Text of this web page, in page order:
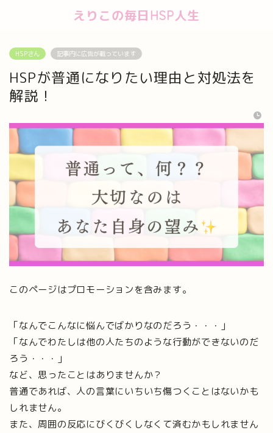
えりこの毎日HSP人生
HSPさん 記事内に広告が載っています
HSPが普通になりたい理由と対処法を
解説！
このページはプロモーションを含みます。
「なんでこんなに悩んでばかりなのだろう・・・」
「なんでわたしは他の人たちのような行動ができないのだ
ろう・・・」
など、思ったことはありませんか？
普通であれば、人の言葉にいちいち傷つくことはないかも
しれません。
また、周囲の反応にびくびくしなくて済むかもしれません